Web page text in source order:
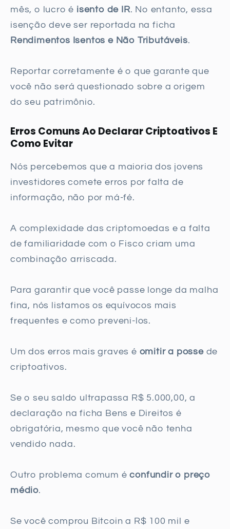
mês, o lucro é isento de IR. No entanto, essa
isenção deve ser reportada na ficha
Rendimentos Isentos e Não Tributáveis.
Reportar corretamente é o que garante que
você não será questionado sobre a origem
do seu patrimônio.
Erros Comuns Ao Declarar Criptoativos E
Como Evitar
Nós percebemos que a maioria dos jovens
investidores comete erros por falta de
informação, não por má-fé.
A complexidade das criptomoedas e a falta
de familiaridade com o Fisco criam uma
combinação arriscada.
Para garantir que você passe longe da malha
fina, nós listamos os equívocos mais
frequentes e como preveni-los.
Um dos erros mais graves é omitir a possede
criptoativos.
Se o seu saldo ultrapassa R$ 5.000,00, a
declaração na ficha Bens e Direitos é
obrigatória, mesmo que você não tenha
vendido nada.
Outro problema comum éconfundir o preço
médio.
Se você comprou Bitcoin a R$ 100 mil e